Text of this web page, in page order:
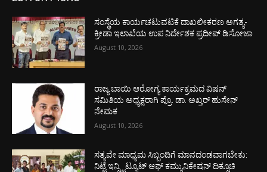
ಸಂಸ್ಥೆಯ ಕಾರ್ಯಚಟುವಟಿಕೆ ದಾಖಲೀಕರಣ ಅಗತ್ಯ-
ಕ್ರೀಡಾ ಇಲಾಖೆಯ ಉಪ ನಿರ್ದೇಶಕ ಪ್ರದೀಪ್ ಡಿಸೋಜಾ
August 10, 2026
ರಾಜ್ಯ ಬಾಯಿ ಆರೋಗ್ಯ ಕಾರ್ಯಕ್ರಮದ ವಿಷನ್
ಸಮಿತಿಯ ಅಧ್ಯಕ್ಷರಾಗಿ ಪ್ರೊ. ಡಾ. ಅಖ್ತರ್ ಹುಸೇನ್
ನೇಮಕ
August 10, 2026
ಸತ್ಯವೇ ಮಾಧ್ಯಮ ಸಿಬ್ಬಂದಿಗೆ ಮಾನದಂಡವಾಗಬೇಕು:
ನಿಟ್ಟೆ ಇನ್ಸ್ಟಿಟ್ಯೂಟ್ ಆಫ್ ಕಮ್ಯುನಿಕೇಷನ್ ದಿಕ್ಸೂಚಿ